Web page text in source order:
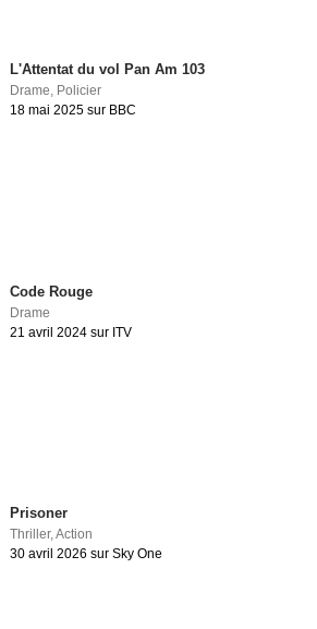
L'Attentat du vol Pan Am 103
Drame, Policier
18 mai 2025 sur BBC
Code Rouge
Drame
21 avril 2024 sur ITV
Prisoner
Thriller,Action
30 avril 2026 sur Sky One